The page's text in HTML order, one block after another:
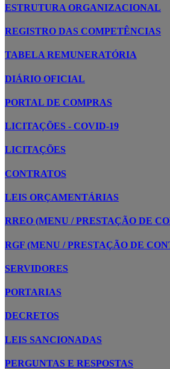
ESTRUTURA ORGANIZACIONAL
REGISTRO DAS COMPETÊNCIAS
TABELA REMUNERATÓRIA
DIÁRIO OFICIAL
PORTAL DE COMPRAS
LICITAÇÕES - COVID-19
LICITAÇÕES
CONTRATOS
LEIS ORÇAMENTÁRIAS
RREO (MENU / PRESTAÇÃO DE
RGF (MENU / PRESTAÇÃO DE
SERVIDORES
PORTARIAS
DECRETOS
LEIS SANCIONADAS
PERGUNTAS E RESPOSTAS